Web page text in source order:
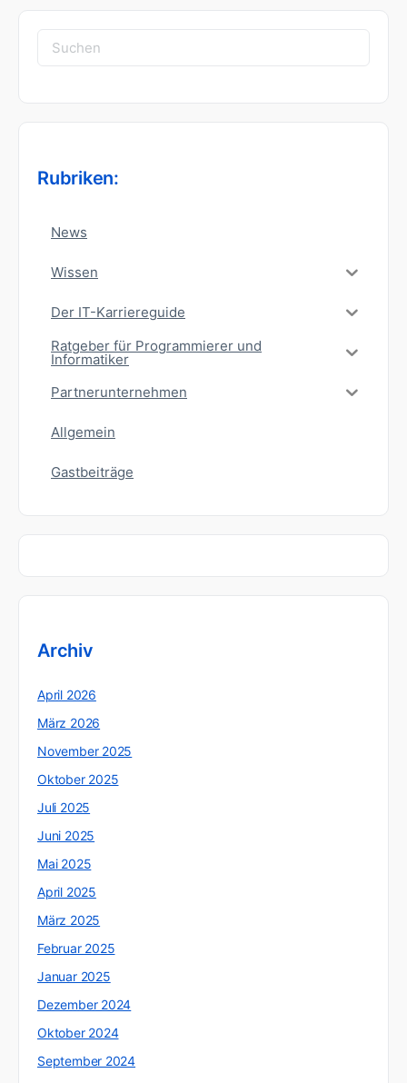
Suchen
nach:
Rubriken:
News
Wissen
Der IT-Karriereguide
Ratgeber für Programmierer und
Informatiker
Partnerunternehmen
Allgemein
Gastbeiträge
Archiv
April 2026
März 2026
November 2025
Oktober 2025
Juli 2025
Juni 2025
Mai 2025
April 2025
März 2025
Februar 2025
Januar 2025
Dezember 2024
Oktober 2024
September 2024